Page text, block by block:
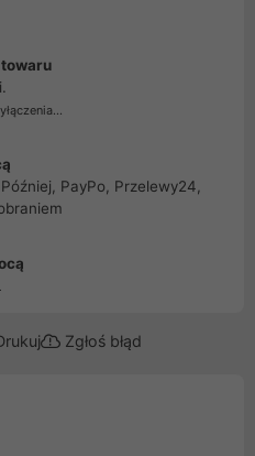
PayPo, Przelewy24,
Zgłoś błąd